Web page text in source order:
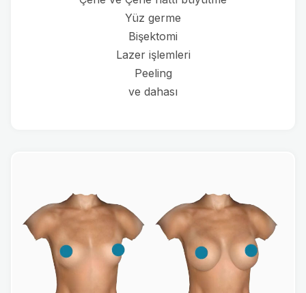
Yüz germe
Bişektomi
Lazer işlemleri
Peeling
ve dahası